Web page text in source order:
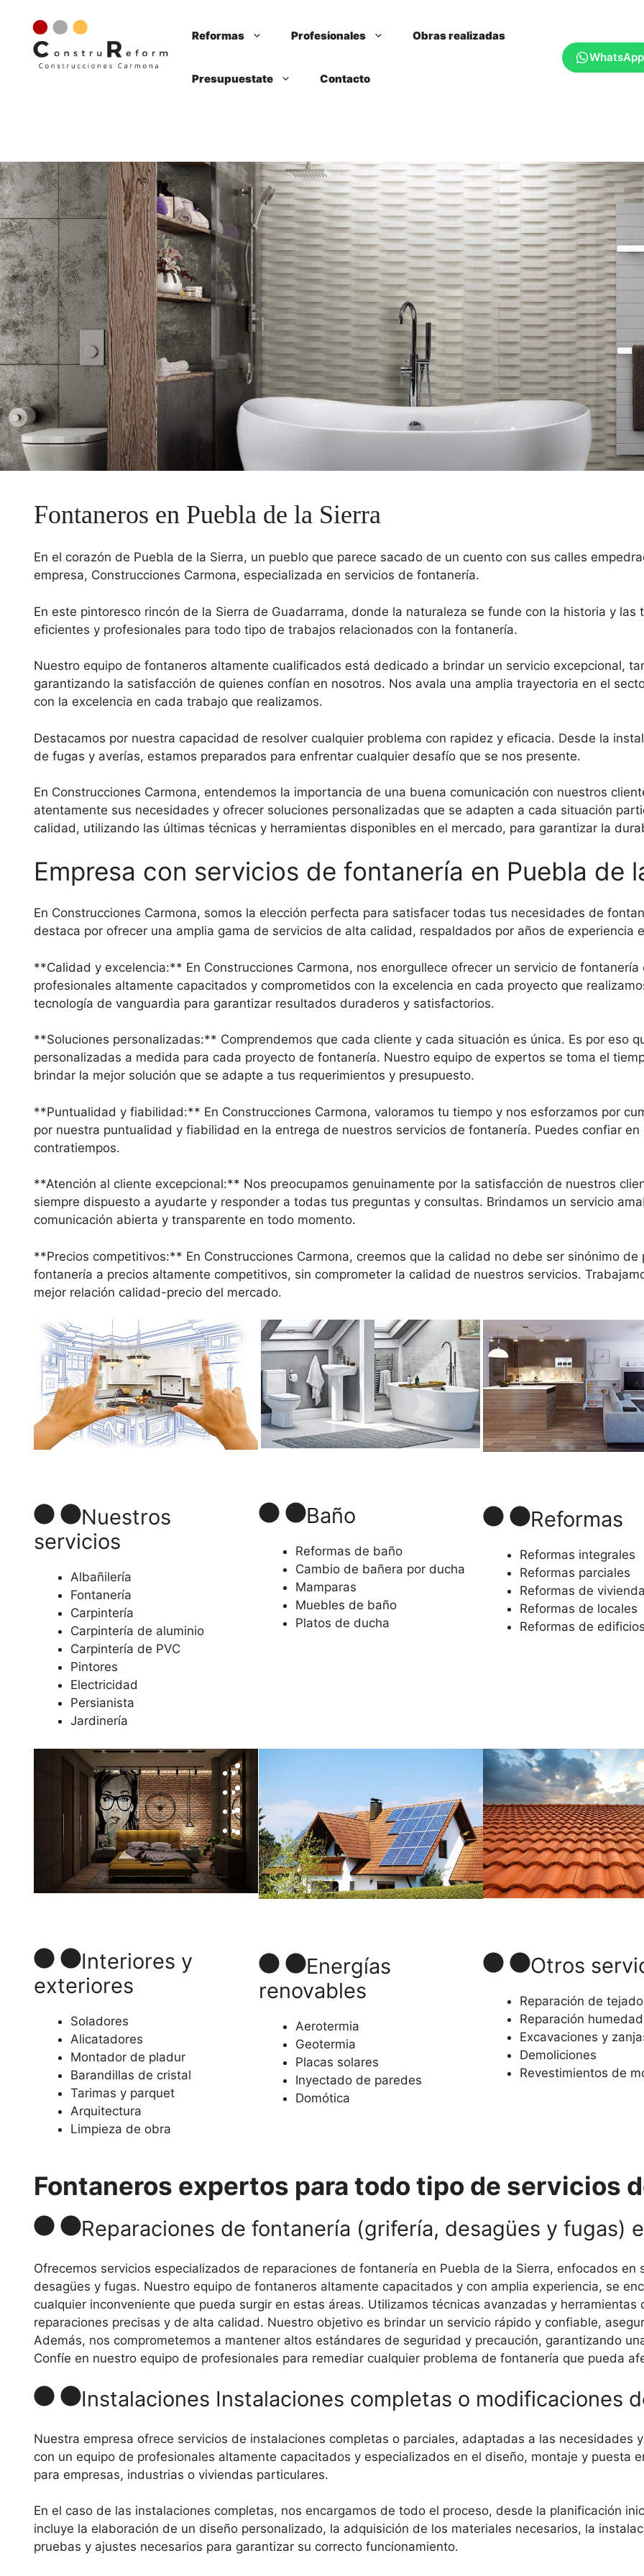
contenido
Reformas Profesionales Obras realizadas
Presupuestate Contacto
WhatsApp
Fontaneros en Puebla de la Sierra
En el corazón de Puebla de la Sierra, un pueblo que parece sacado de un cuento con sus calles
empresa, Construcciones Carmona, especializada en servicios de fontanería.
En este pintoresco rincón de la Sierra de Guadarrama, donde la naturaleza se funde con la historia y
eficientes y profesionales para todo tipo de trabajos relacionados con la fontanería.
Nuestro equipo de fontaneros altamente cualificados está dedicado a brindar un servicio excepcional,
garantizando la satisfacción de quienes confían en nosotros. Nos avala una amplia trayectoria en el
con la excelencia en cada trabajo que realizamos.
Destacamos por nuestra capacidad de resolver cualquier problema con rapidez y eficacia. Desde la
de fugas y averías, estamos preparados para enfrentar cualquier desafío que se nos presente.
En Construcciones Carmona, entendemos la importancia de una buena comunicación con nuestros
atentamente sus necesidades y ofrecer soluciones personalizadas que se adapten a cada situación
calidad, utilizando las últimas técnicas y herramientas disponibles en el mercado, para garantizar la
Empresa con servicios de fontanería en Puebla de
En Construcciones Carmona, somos la elección perfecta para satisfacer todas tus necesidades de
destaca por ofrecer una amplia gama de servicios de alta calidad, respaldados por años de experiencia
**Calidad y excelencia:** En Construcciones Carmona, nos enorgullece ofrecer un servicio de
profesionales altamente capacitados y comprometidos con la excelencia en cada proyecto que
tecnología de vanguardia para garantizar resultados duraderos y satisfactorios.
**Soluciones personalizadas:** Comprendemos que cada cliente y cada situación es única. Es por eso
personalizadas a medida para cada proyecto de fontanería. Nuestro equipo de expertos se toma el
brindar la mejor solución que se adapte a tus requerimientos y presupuesto.
**Puntualidad y fiabilidad:** En Construcciones Carmona, valoramos tu tiempo y nos esforzamos por
por nuestra puntualidad y fiabilidad en la entrega de nuestros servicios de fontanería. Puedes confiar
contratiempos.
**Atención al cliente excepcional:** Nos preocupamos genuinamente por la satisfacción de nuestros
siempre dispuesto a ayudarte y responder a todas tus preguntas y consultas. Brindamos un servicio
comunicación abierta y transparente en todo momento.
**Precios competitivos:** En Construcciones Carmona, creemos que la calidad no debe ser sinónimo
fontanería a precios altamente competitivos, sin comprometer la calidad de nuestros servicios.
mejor relación calidad-precio del mercado.
Nuestros
servicios
Albañilería
Fontanería
Carpintería
Carpintería de aluminio
Carpintería de PVC
Pintores
Electricidad
Persianista
Jardinería
Baño
Reformas de baño
Cambio de bañera por ducha
Mamparas
Muebles de baño
Platos de ducha
Reformas
Reformas integrales
Reformas parciales
Reformas de
Reformas de locales
Reformas de
Interiores y
exteriores
Soladores
Alicatadores
Montador de pladur
Barandillas de cristal
Tarimas y parquet
Arquitectura
Limpieza de obra
Energías
renovables
Aerotermia
Geotermia
Placas solares
Inyectado de paredes
Domótica
Otros
Reparación de
Reparación
Excavaciones y
Demoliciones
Revestimientos de
Fontaneros expertos para todo tipo de servicios
Reparaciones de fontanería (grifería, desagües y fugas)
Ofrecemos servicios especializados de reparaciones de fontanería en Puebla de la Sierra, enfocados
desagües y fugas. Nuestro equipo de fontaneros altamente capacitados y con amplia experiencia, se
cualquier inconveniente que pueda surgir en estas áreas. Utilizamos técnicas avanzadas y
reparaciones precisas y de alta calidad. Nuestro objetivo es brindar un servicio rápido y confiable,
Además, nos comprometemos a mantener altos estándares de seguridad y precaución, garantizando
Confíe en nuestro equipo de profesionales para remediar cualquier problema de fontanería que pueda
Instalaciones Instalaciones completas o modificaciones
Nuestra empresa ofrece servicios de instalaciones completas o parciales, adaptadas a las necesidades
con un equipo de profesionales altamente capacitados y especializados en el diseño, montaje y puesta
para empresas, industrias o viviendas particulares.
En el caso de las instalaciones completas, nos encargamos de todo el proceso, desde la planificación
incluye la elaboración de un diseño personalizado, la adquisición de los materiales necesarios, la
pruebas y ajustes necesarios para garantizar su correcto funcionamiento.